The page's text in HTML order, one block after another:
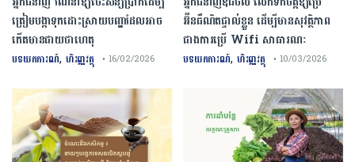
អ៊ីនធឺណិតផ្ទាល់ខ្លួន ដើម្បីមានសុវត្ថិភាព
ជាងការប្រើ Wifi​ សាធារណៈ
បទយកការណ៍, ហិរញ្ញវត្ថុ • 10/03/2026
ត្រៀមបង្កាទុកដោះស្រាយបញ្ហាដែលអាច
កើតមានជាយថាហេតុ
បទយកការណ៍, ហិរញ្ញវត្ថុ • 16/02/2026